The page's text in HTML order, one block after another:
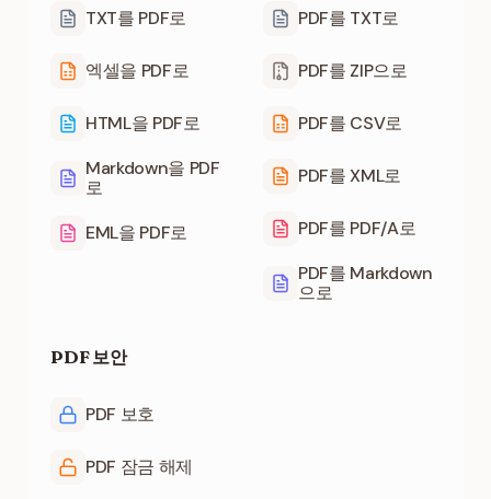
TXT를 PDF로
엑셀을 PDF로
HTML을 PDF로
Markdown을 PDF
로
EML을 PDF로
PDF를 TXT로
PDF를 ZIP으로
PDF를 CSV로
PDF를 XML로
PDF를 PDF/A로
PDF를 Markdown
으로
PDF 보안
PDF 보호
PDF 잠금 해제